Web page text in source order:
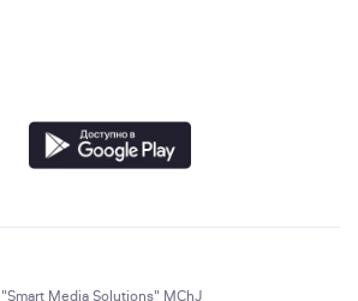
Media Solutions" MChJ